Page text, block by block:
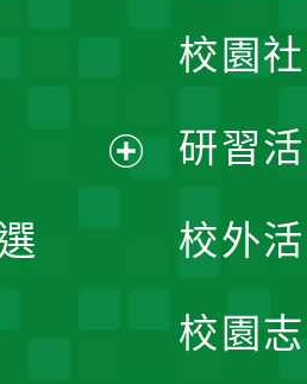
校園
研習
校外
校園